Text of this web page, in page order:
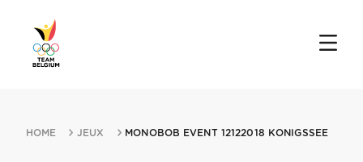
HOME JEUX MONOBOB EVENT 12122018 KONIGSSEE